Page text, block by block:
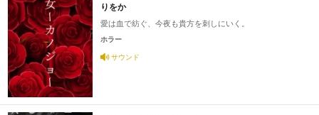
りをか
愛は血で紡ぐ、今夜も貴方を刺しにいく。
ホラー
サウンド